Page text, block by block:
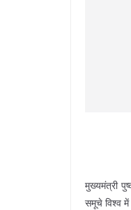
मुख्यमंत्री
समूचे विश्व